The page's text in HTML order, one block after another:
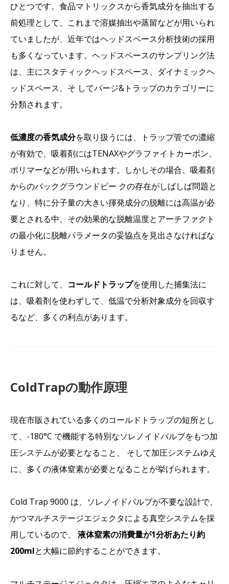
ひとつです。食品マトリックスから香気成分を抽出する
前処理として、これまで溶媒抽出や蒸留などが用いられ
ていましたが、近年ではヘッドスペース分析技術の採用
も多くなっています。ヘッドスペースのサンプリング法
は、主にスタティックヘッドスペース、ダイナミックヘ
ッドスペース、そ してパージ&トラップのカテゴリーに
分類されます。
低濃度の香気成分を取り扱うには、トラップ管での濃縮
が有効で、吸着剤にはTENAXやグラファイトカーボン、
ポリマーなどが用いられます。しかしその場合、吸着剤
からのバックグラウンドピー クの存在がしばしば問題と
なり、特に分子量の大きい揮発成分の脱離には高温が必
要とされる中、その効果的な脱離温度とアーチファクト
の最小化に脱離パラメータの妥協点を見出さなければな
りません。
これに対して、 コールドトラップを使用した捕集法に
は、吸着剤を使わずして、低温で分析対象成分を回収す
るなど、多くの利点があります。
ColdTrapの動作原理
現在市販されている多くのコールドトラップの短所とし
て、-180°C で機能する特別なソレノイドバルブをもつ加
圧システムが必要となること、 そして加圧システムゆえ
に、多くの液体窒素が必要となることが挙げられます。
Cold Trap 9000 は、ソレノイドバルブが不要な設計で、
かつマルチステージエジェクタによる真空システムを採
用しているので、 液体窒素の消費量が1分析あたり約
200mlと大幅に節約することができます。